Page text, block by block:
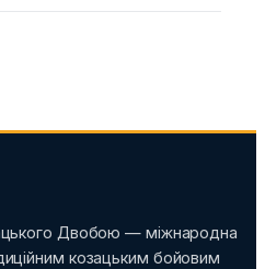
Двобою — міжнародна
козацьким бойовим